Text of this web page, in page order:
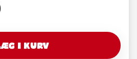
I KURV